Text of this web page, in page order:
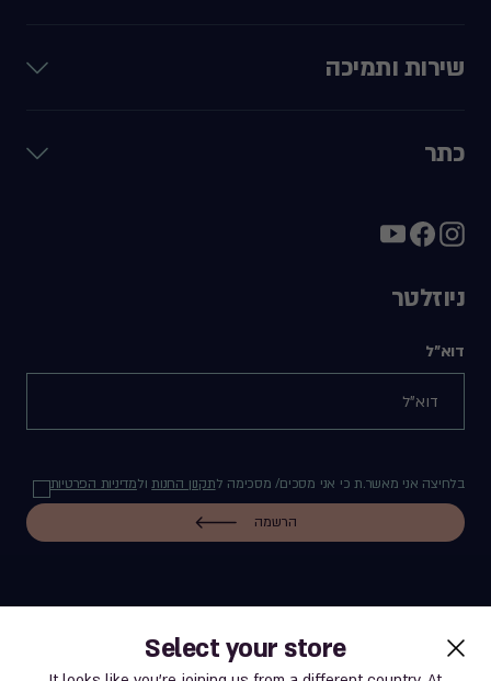
Select your store
שירות ותמיכה
כתר
ניוזלטר
דוא"ל
בלחיצה אני מאשר.ת כי אני מסכים/ מסכימה לתקנון החנותולמדיניות הפרטיות
הרשמה